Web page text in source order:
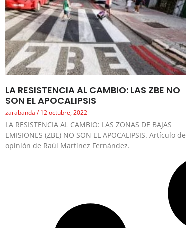
LA RESISTENCIA AL CAMBIO: LAS ZBE NO
SON EL APOCALIPSIS
zarabanda 12 octubre, 2022
LA RESISTENCIA AL CAMBIO: LAS ZONAS DE BAJAS
EMISIONES (ZBE) NO SON EL APOCALIPSIS. Artículo de
opinión de Raúl Martínez Fernández.